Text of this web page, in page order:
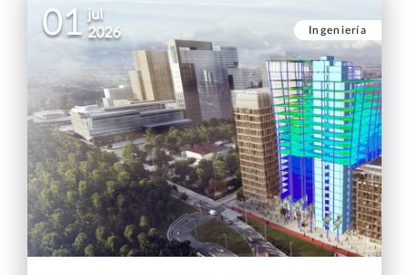
01 jul
2026
Ingeniería